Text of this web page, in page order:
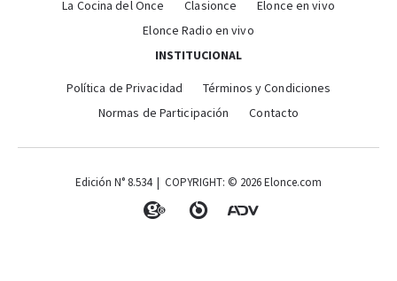
La Cocina del Once
Clasionce
Elonce en vivo
Elonce Radio en vivo
INSTITUCIONAL
Política de Privacidad
Términos y Condiciones
Normas de Participación
Contacto
Edición N° 8.534 | COPYRIGHT: © 2026 Elonce.com